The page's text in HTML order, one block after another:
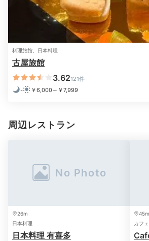
利です。
女子だけで温泉を楽しみました。大浴場は貸
たのがよかったです。
07:00
朝食前にお部屋の
料理旅館、日本料理
古屋旅館
3.62121件
-
￥6,000～￥7,999
周辺レストラン
26m
日本料理
日本料理 有喜多
45m
カフェ